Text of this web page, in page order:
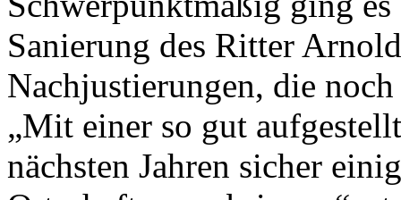
Sanierung des Ritter
Nachjustierungen, die
„Mit einer so gut
nächsten Jahren sicher